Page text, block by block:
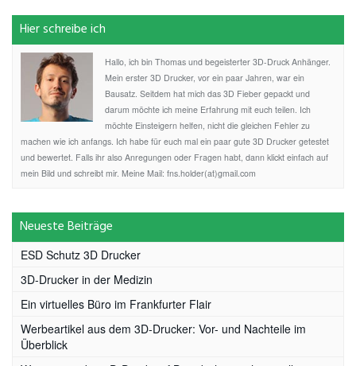
Hier schreibe ich
Hallo, ich bin Thomas und begeisterter 3D-Druck Anhänger.
Mein erster 3D Drucker, vor ein paar Jahren, war ein
Bausatz. Seitdem hat mich das 3D Fieber gepackt und
darum möchte ich meine Erfahrung mit euch teilen. Ich
möchte Einsteigern helfen, nicht die gleichen Fehler zu
machen wie ich anfangs. Ich habe für euch mal ein paar gute 3D Drucker getestet
und bewertet. Falls ihr also Anregungen oder Fragen habt, dann klickt einfach auf
mein Bild und schreibt mir. Meine Mail: fns.holder(at)gmail.com
Neueste Beiträge
ESD Schutz 3D Drucker
3D-Drucker in der Medizin
Ein virtuelles Büro im Frankfurter Flair
Werbeartikel aus dem 3D-Drucker: Vor- und Nachteile im
Überblick